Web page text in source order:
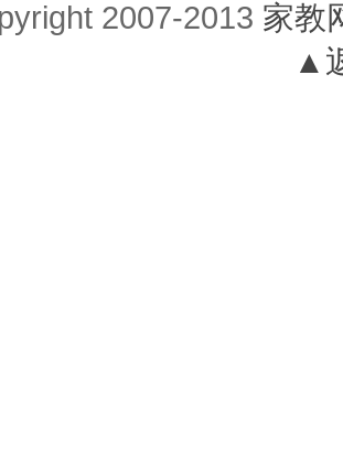
2007-2013 家教
▲